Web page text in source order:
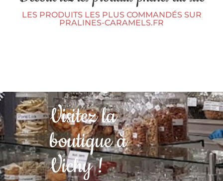
LES PRODUITS LES PLUS COMMANDÉS SUR
PRALINES-CARAMELS.FR
Visitez la
boutique à
Vichy !